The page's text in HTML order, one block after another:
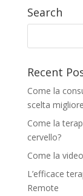
Search
Recent
Come la
scelta
Come la
cervello?
Come la
L’efficace
Remote